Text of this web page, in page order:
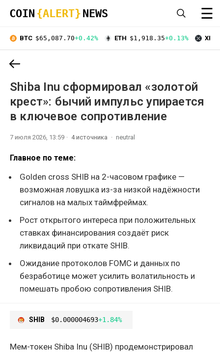
COIN {ALERT} NEWS ☰
BTC $65,087.70+0.42% ETH $1,918.35+0.13% XRP
Shiba Inu сформировал «золотой
крест»: бычий импульс упирается
в ключевое сопротивление
7 июля 2026, 13:59 4 источника neutral
Главное по теме:
Golden cross SHIB на 2-часовом графике —
возможная ловушка из-за низкой надёжности
сигналов на малых таймфреймах.
Рост открытого интереса при положительных
ставках финансирования создаёт риск
ликвидаций при откате SHIB.
Ожидание протоколов FOMC и данных по
безработице может усилить волатильность и
помешать пробою сопротивления SHIB.
SHIB $0.000004693+1.84%
Мем-токен Shiba Inu (SHIB) продемонстрировал